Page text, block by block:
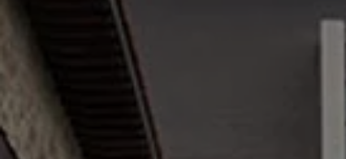
Cobertura de protección adicional Plus
Seguro Automotriz
Volkswagen entre dos
Financiamiento de Usados Certificados
Programa de lealtad FS Xclusive
Encuentra tu Usado Certificado
Servicios y refacciones Volkswagen
Servicios Postventa